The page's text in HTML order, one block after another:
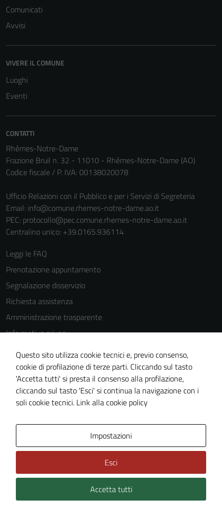
Comunicati
Avvisi
VIVERE IL COMUNE
Luoghi
Eventi
CONTATTI
Rhêmes-Notre-Dame
Frazione Bruil n. 32 - 11010 - Rhêmes-Notre-Dame (AO)
Codice fiscale / P. IVA: 00138020078
Ufficio Relazioni con il Pubblico e per i Servizi di Segreteria
Email: info@comune.rhemes-notre-dame.ao.it
PEC: protocollo@pec.comune.rhemes-notre-dame.ao.it
Centralino unico: +39.0165.936114
Leggi le FAQ
Prenotazione appuntamento
Segnalazione disservizio
Richiesta assistenza
Amministrazione trasparente
Informativa privacy
Cookie Policy
Note legali
Dichiarazione di accessibilità
Piano di miglioramento del sito
Technical Design s.r.l.
Questo sito utilizza cookie tecnici e, previo consenso,
cookie di profilazione di terze parti. Cliccando sul tasto
'Accetta tutti' si presta il consenso alla profilazione,
cliccando sul tasto 'Esci' si continua la navigazione con i
soli cookie tecnici. Link alla cookie policy
Impostazioni
Esci
Accetta tutti
essere
disabilitati.
non raccolgono
informazioni
personali.